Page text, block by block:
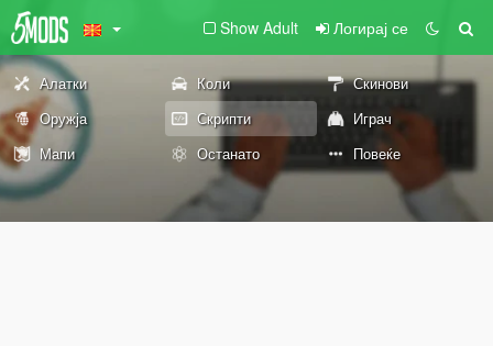
Show Adult Логирај се
Алатки Коли
Скинови
Оружја
Скрипти
Играч
Мапи
Останато Повеќе